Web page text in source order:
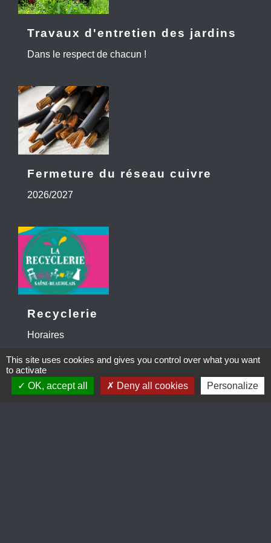
Travaux d'entretien des jardins
Dans le respect de chacun !
Fermeture du réseau cuivre
2026/2027
Recyclerie
Horaires
1-2-3
This site uses cookies and gives you control over what you want
to activate
OK, accept all
Deny all cookies Personalize